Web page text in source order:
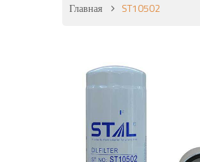
Главная ST10502